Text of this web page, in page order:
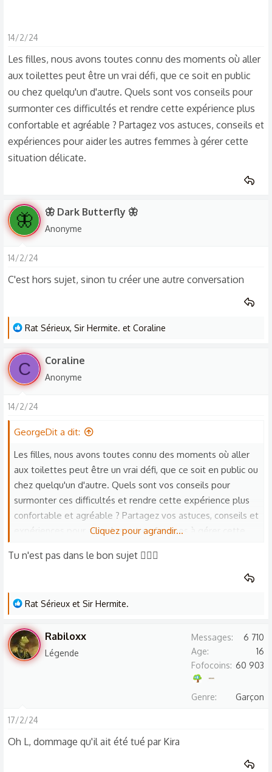
14/2/24
Les filles, nous avons toutes connu des moments où aller
aux toilettes peut être un vrai défi, que ce soit en public
ou chez quelqu'un d'autre. Quels sont vos conseils pour
surmonter ces difficultés et rendre cette expérience plus
confortable et agréable ? Partagez vos astuces, conseils et
expériences pour aider les autres femmes à gérer cette
situation délicate.
🦋 🦋 Dark Butterfly 🦋
Anonyme
14/2/24
C'est hors sujet, sinon tu créer une autre conversation
L
s
é
c
o
n
s
Rat Sérieux, Sir Hermite. et Coraline
C Coraline
Anonyme
14/2/24
GeorgeDit a dit:
Les filles, nous avons toutes connu des moments où aller
aux toilettes peut être un vrai défi, que ce soit en public ou
chez quelqu'un d'autre. Quels sont vos conseils pour
surmonter ces difficultés et rendre cette expérience plus
confortable et agréable ? Partagez vos astuces, conseils et
expériences pour aider les autres femmes à gérer cette
Cliquez pour agrandir...
Tu n'est pas dans le bon sujet 🤦🏻‍♀️
L
s
r
é
n
Rat Sérieux et Sir Hermite.
Rabiloxx
Légende
Messages
6 710
Age
16
Fofocoins 60 903
Genre Garçon
17/2/24
Oh L, dommage qu'il ait été tué par Kira